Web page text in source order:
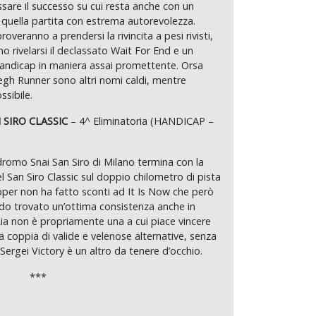
il successo su cui resta anche con un
partita con estrema autorevolezza.
a prendersi la rivincita a pesi rivisti,
rivelarsi il declassato Wait For End e un
in maniera assai promettente. Orsa
Runner sono altri nomi caldi, mentre
CLASSIC – 4^ Eliminatoria (HANDICAP –
Snai San Siro di Milano termina con la
Siro Classic sul doppio chilometro di pista
non ha fatto sconti ad It Is Now che però
trovato un’ottima consistenza anche in
non è propriamente una a cui piace vincere
coppia di valide e velenose alternative, senza
Victory è un altro da tenere d’occhio.
***